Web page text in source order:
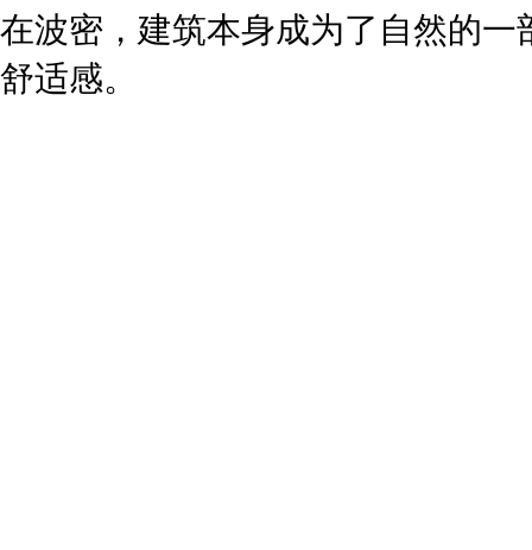
在波密，建筑本身成为了自然的
舒适感。